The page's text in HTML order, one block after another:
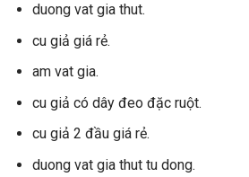
duong vat gia thut.
cu giả giá rẻ.
am vat gia.
cu giả có dây đeo đặc ruột.
cu giả 2 đầu giá rẻ.
duong vat gia thut tu dong.